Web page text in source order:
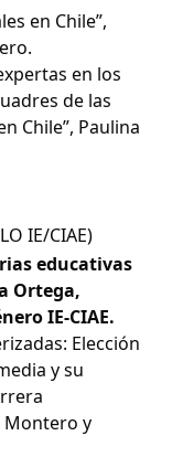
en Chile”,
en los
de las
Chile”, Paulina
IE/CIAE)
educativas
Ortega,
IE-CIAE.
Elección
y su
Montero y